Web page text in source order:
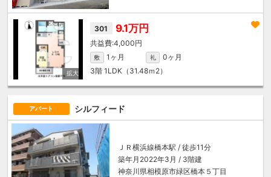
301 9.1万円
4,000円
敷 1ヶ月 礼
0ヶ月
3階 1LDK（31.48ｍ 2）
アパート シルフィード
ＪＲ横浜線橋本駅 / 徒歩11分
築年月2022年3月 / 3階建
神奈川県相模原市緑区橋本５丁目